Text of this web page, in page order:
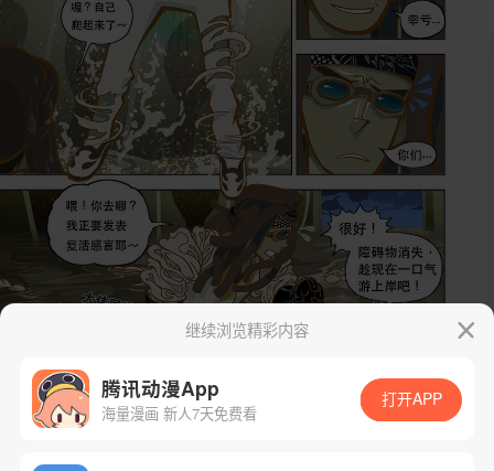
App免费看
继续浏览精彩内容
腾讯动漫App
海量漫画 新人7天免费看
打开APP